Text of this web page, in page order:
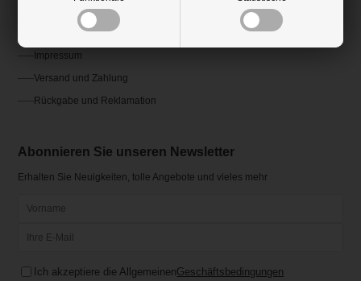
Ratgeber und Inspiration
Impressum
Versand und Zahlung
Rückgabe und Reklamation
Abonnieren Sie unseren Newsletter
Erhalten Sie Neuigkeiten, tolle Angebote und vieles mehr
Ich akzeptiere die AllgemeinenGeschäftsbedingungen